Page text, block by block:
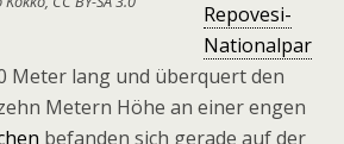
Repovesi-
Nationalpar
Meter lang und überquert den
Metern Höhe an einer engen
befanden sich gerade auf der